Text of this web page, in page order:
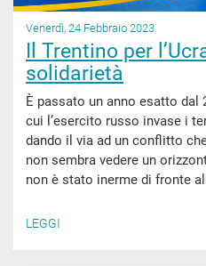
Venerdì, 24 Febbraio 2023
Il Trentino per
solidarietà
È passato un anno esatto dal
cui l’esercito russo invase i
dando il via ad un conflitto
non sembra vedere un
non è stato inerme di fronte
LEGGI